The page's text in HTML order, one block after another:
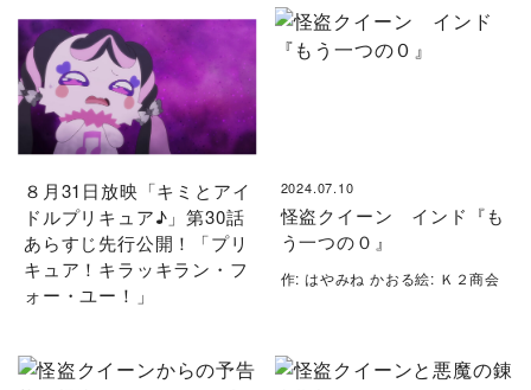
８月31日放映「キミとアイ
ドルプリキュア♪」第30話
あらすじ先行公開！「プリ
キュア！キラッキラン・フ
ォー・ユー！」
2024.07.10
怪盗クイーン インド『も
う一つの０』
作: はやみね かおる絵: Ｋ２商会